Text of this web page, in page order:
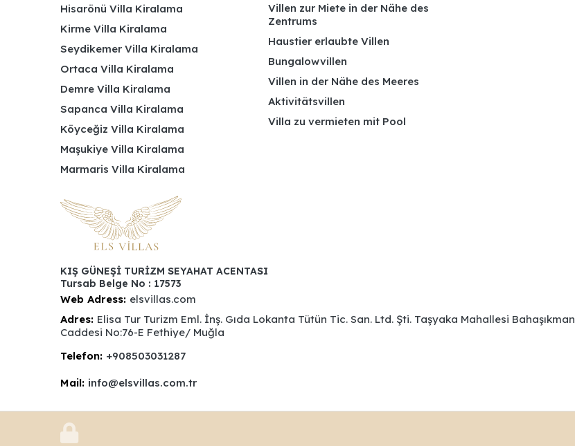
Hisarönü Villa Kiralama
Kirme Villa Kiralama
Seydikemer Villa Kiralama
Ortaca Villa Kiralama
Demre Villa Kiralama
Sapanca Villa Kiralama
Köyceğiz Villa Kiralama
Maşukiye Villa Kiralama
Marmaris Villa Kiralama
Villen zur Miete in der Nähe des
Zentrums
Haustier erlaubte Villen
Bungalowvillen
Villen in der Nähe des Meeres
Aktivitätsvillen
Villa zu vermieten mit Pool
KIŞ GÜNEŞİ TURİZM SEYAHAT ACENTASI
Tursab Belge No : 17573
Web Adress: elsvillas.com
Adres: Elisa Tur Turizm Eml. İnş. Gıda Lokanta Tütün Tic. San. Ltd. Şti. Taşyaka Mahallesi Bahaşıkman
Caddesi No:76-E Fethiye/ Muğla
Telefon: +908503031287
Mail: info@elsvillas.com.tr